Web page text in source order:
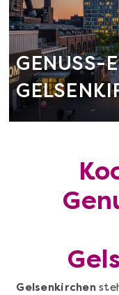
GENUSS-
Gelsenkirchen